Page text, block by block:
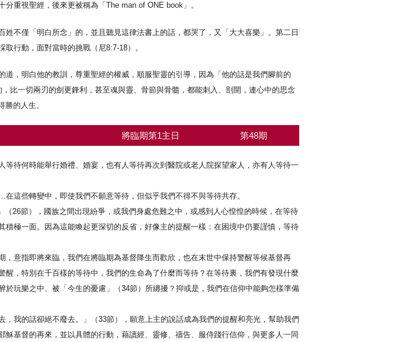
重視聖經，後來更被稱為「The man of ONE book」。
不僅「明白所念」的，並且聽見這律法書上的話，都哭了，又「大大喜樂」。第二日
行動，面對當時的挑戰（尼8:7-18）。
，明白他的教訓，尊重聖經的權威，順服聖靈的引導，因為「他的話是我們腳前的
比一切兩刃的劍更鋒利，甚至魂與靈、骨節與骨髓，都能刺入、剖開，連心中的思念
的人生。
將臨期第1主日 第48期
待何時能舉行婚禮、婚宴，也有人等待再次到醫院或老人院探望家人，亦有人等待一
這些轉變中，即使我們不願意等待，但似乎我們不得不與等待共存。
26節），國族之間出現紛爭，或我們身處危難之中，或感到人心惶惶的時候，在等待
極一面。因為這能喚起更深切的反省，好像主的提醒一樣：在困境中仍要謹慎，等待
意指即將來臨，我們在將臨期為基督降生而歡欣，也在末世中保持警醒等候基督再
，特別在千百樣的等待中，我們的生命為了什麼而等待？在等待裏，我們有發現什麼
玩樂之中、被「今生的憂慮」（34節）所纏擾？抑或是，我們在信仰中能夠怎樣準備
我的話卻絕不廢去。」（33節），願意上主的說話成為我們的提醒和亮光，幫助我們
基督的再來，並以具體的行動，藉讀經、靈修、禱告、服侍踐行信仰，與更多人一同